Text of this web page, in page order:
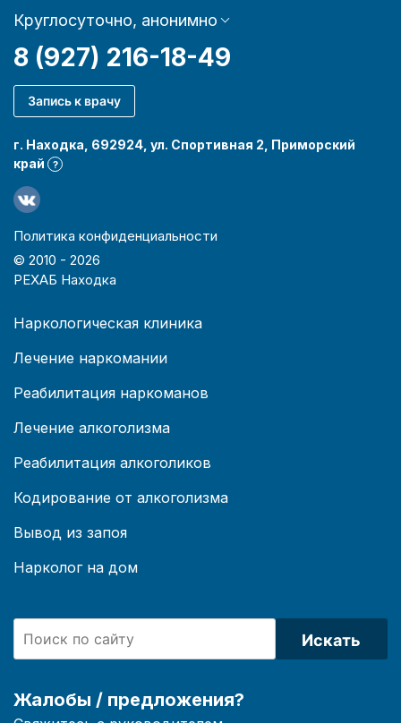
Круглосуточно, анонимно
8 (927) 216-18-49
Запись к врачу
г. Находка, 692924, ул. Спортивная 2, Приморский
край
?
Политика конфиденциальности
© 2010 - 2026
РЕХАБ Находка
Наркологическая клиника
Лечение наркомании
Реабилитация наркоманов
Лечение алкоголизма
Реабилитация алкоголиков
Кодирование от алкоголизма
Вывод из запоя
Нарколог на дом
Искать
Жалобы / предложения?